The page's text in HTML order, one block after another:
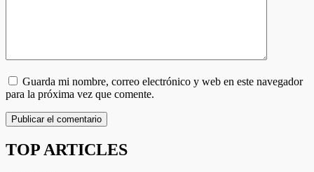
Guarda mi nombre, correo electrónico y web en este navegador
para la próxima vez que comente.
TOP ARTICLES